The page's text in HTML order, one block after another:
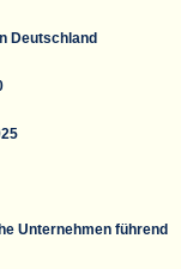
Deutschland
Unternehmen führend